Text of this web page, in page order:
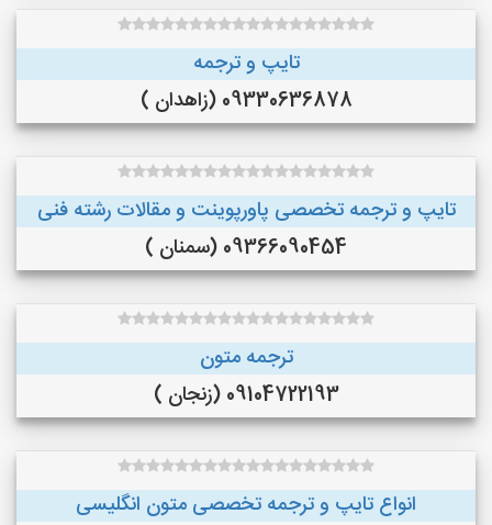
تایپ و ترجمه
09330636878 (زاهدان )
تایپ و ترجمه تخصصی پاورپوینت و مقالات رشته فنی
09366090454 (سمنان )
ترجمه متون
09104722193 (زنجان )
انواع تایپ و ترجمه تخصصی متون انگلیسی